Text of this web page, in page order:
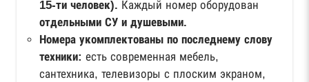
15-ти человек). Каждый номер оборудован
отдельными СУ и душевыми.
Номера укомплектованы по последнему слову
техники: есть современная мебель,
сантехника, телевизоры с плоским экраном,